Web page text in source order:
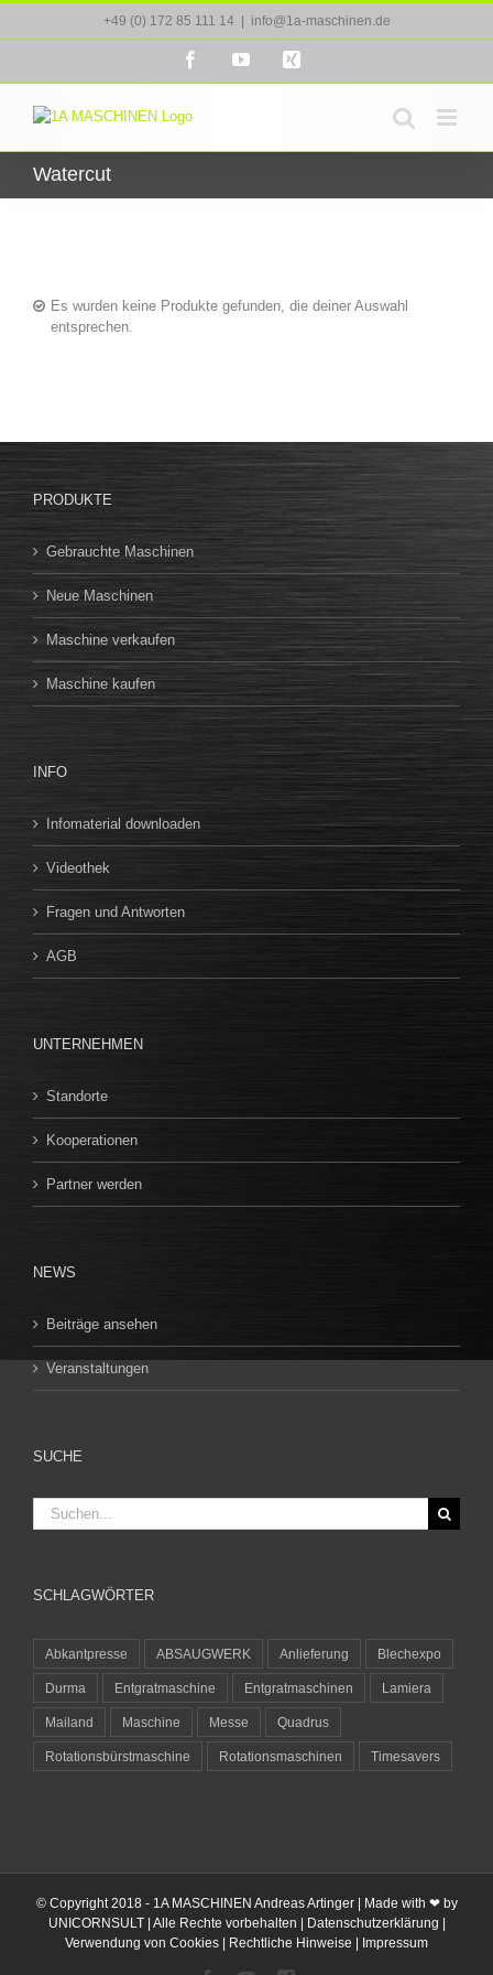
+49 (0) 172 85 111 14 info@1a-maschinen.de
FacebookYouTube
Watercut
Es wurden keine Produkte gefunden, die deiner Auswahl
entsprechen.
PRODUKTE
Gebrauchte Maschinen
Neue Maschinen
Maschine verkaufen
Maschine kaufen
INFO
Infomaterial downloaden
Videothek
Fragen und Antworten
AGB
UNTERNEHMEN
Standorte
Kooperationen
Partner werden
NEWS
Beiträge ansehen
Veranstaltungen
SUCHE
Suche
nach:
SCHLAGWÖRTER
Abkantpresse ABSAUGWERK Anlieferung Blechexpo
Durma Entgratmaschine Entgratmaschinen Lamiera
Mailand Maschine Messe Quadrus
Rotationsbürstmaschine Rotationsmaschinen Timesavers
© Copyright 2018 - 1A MASCHINEN Andreas Artinger | Made with ❤ by
UNICORNSULT| Alle Rechte vorbehalten | Datenschutzerklärung
Verwendung von Cookies
Rechtliche Hinweise Impressum